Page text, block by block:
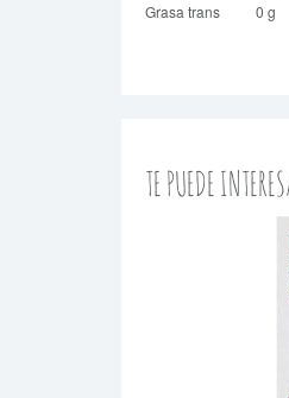
Grasa trans
0 g
TE PUEDE